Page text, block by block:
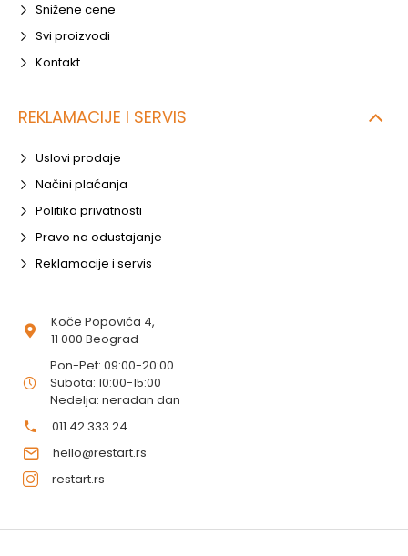
Snižene cene
Svi proizvodi
Kontakt
REKLAMACIJE I SERVIS
Uslovi prodaje
Načini plaćanja
Politika privatnosti
Pravo na odustajanje
Reklamacije i servis
Koče Popovića 4,
11 000 Beograd
Pon-Pet: 09:00-20:00
Subota: 10:00-15:00
Nedelja: neradan dan
011 42 333 24
hello@restart.rs
restart.rs